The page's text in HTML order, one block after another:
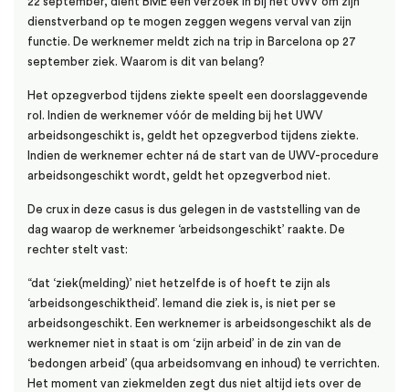
dienstverband op te mogen zeggen wegens verval van zijn
functie. De werknemer meldt zich na trip in Barcelona op 27
september ziek. Waarom is dit van belang?
Het opzegverbod tijdens ziekte speelt een doorslaggevende
rol. Indien de werknemer vóór de melding bij het UWV
arbeidsongeschikt is, geldt het opzegverbod tijdens ziekte.
Indien de werknemer echter ná de start van de UWV-procedure
arbeidsongeschikt wordt, geldt het opzegverbod niet.
De crux in deze casus is dus gelegen in de vaststelling van de
dag waarop de werknemer ‘arbeidsongeschikt’ raakte. De
rechter stelt vast:
“dat ‘ziek(melding)’ niet hetzelfde is of hoeft te zijn als
‘arbeidsongeschiktheid’. Iemand die ziek is, is niet per se
arbeidsongeschikt. Een werknemer is arbeidsongeschikt als de
werknemer niet in staat is om ‘zijn arbeid’ in de zin van de
‘bedongen arbeid’ (qua arbeidsomvang en inhoud) te verrichten.
Het moment van ziekmelden zegt dus niet altijd iets over de